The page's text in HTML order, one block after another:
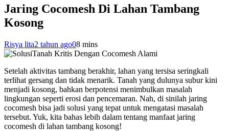
Jaring Cocomesh Di Lahan Tambang
Kosong
Risya lita2 tahun ago08 mins
Setelah aktivitas tambang berakhir, lahan yang tersisa seringkali
terlihat gersang dan tidak menarik. Tanah yang dulunya subur kini
menjadi kosong, bahkan berpotensi menimbulkan masalah
lingkungan seperti erosi dan pencemaran. Nah, di sinilah jaring
cocomesh bisa jadi solusi yang tepat untuk mengatasi masalah
tersebut. Yuk, kita bahas lebih dalam tentang manfaat jaring
cocomesh di lahan tambang kosong!